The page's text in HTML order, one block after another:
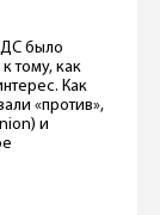
было
тому, как
Как
«против»,
и